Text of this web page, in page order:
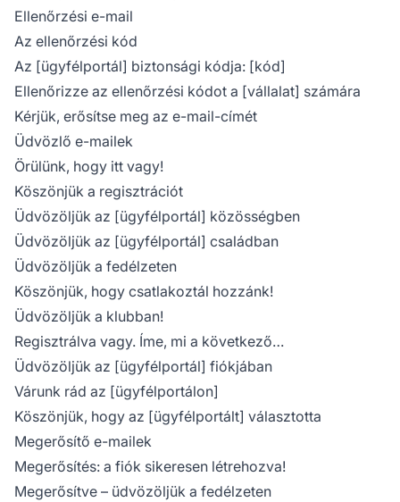
Ellenőrzési e-mail
Az ellenőrzési kód
Az [ügyfélportál] biztonsági kódja: [kód]
Ellenőrizze az ellenőrzési kódot a [vállalat] számára
Kérjük, erősítse meg az e-mail-címét
Üdvözlő e-mailek
Örülünk, hogy itt vagy!
Köszönjük a regisztrációt
Üdvözöljük az [ügyfélportál] közösségben
Üdvözöljük az [ügyfélportál] családban
Üdvözöljük a fedélzeten
Köszönjük, hogy csatlakoztál hozzánk!
Üdvözöljük a klubban!
Regisztrálva vagy. Íme, mi a következő…
Üdvözöljük az [ügyfélportál] fiókjában
Várunk rád az [ügyfélportálon]
Köszönjük, hogy az [ügyfélportált] választotta
Megerősítő e-mailek
Megerősítés: a fiók sikeresen létrehozva!
Megerősítve – üdvözöljük a fedélzeten